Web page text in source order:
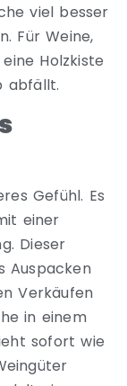
viel besser
Für Weine,
Holzkiste
abfällt.
Gefühl. Es
einer
Dieser
Auspacken
Verkäufen
in einem
sofort wie